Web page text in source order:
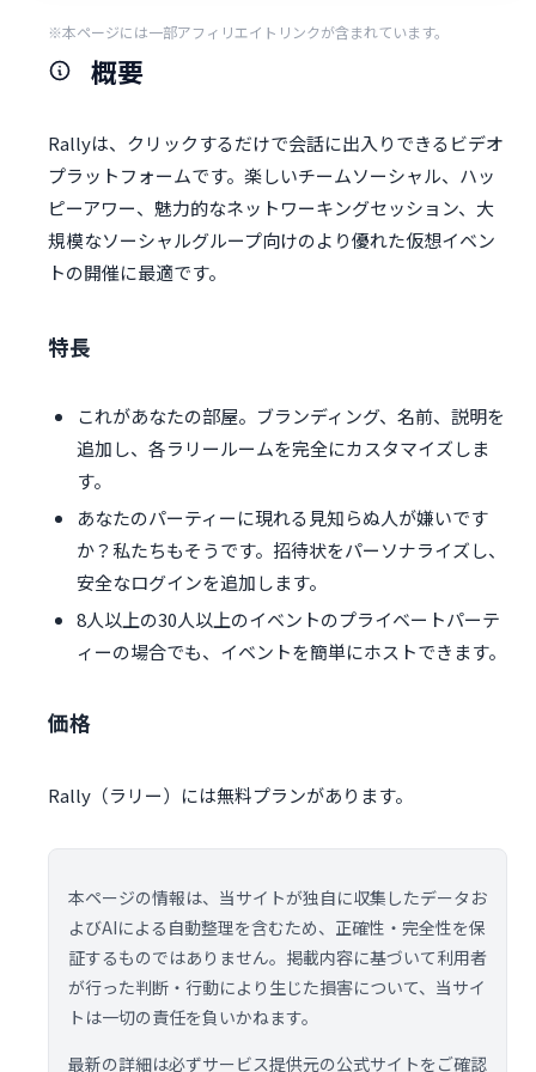
※本ページには一部アフィリエイトリンクが含まれています。
概要
Rallyは、クリックするだけで会話に出入りできるビデオ
プラットフォームです。楽しいチームソーシャル、ハッ
ピーアワー、魅力的なネットワーキングセッション、大
規模なソーシャルグループ向けのより優れた仮想イベン
トの開催に最適です。
特長
これがあなたの部屋。ブランディング、名前、説明を
追加し、各ラリールームを完全にカスタマイズしま
す。
あなたのパーティーに現れる見知らぬ人が嫌いです
か？私たちもそうです。招待状をパーソナライズし、
安全なログインを追加します。
8人以上の30人以上のイベントのプライベートパーテ
ィーの場合でも、イベントを簡単にホストできます。
価格
Rally（ラリー）には無料プランがあります。
本ページの情報は、当サイトが独自に収集したデータお
よびAIによる自動整理を含むため、正確性・完全性を保
証するものではありません。掲載内容に基づいて利用者
が行った判断・行動により生じた損害について、当サイ
トは一切の責任を負いかねます。
最新の詳細は必ずサービス提供元の公式サイトをご確認